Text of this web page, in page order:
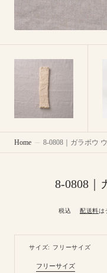
8-0808｜
税込 配送料は
サイズ: フリーサイズ
フリーサイズ
Variant
Home 8-0808｜ガラボウ